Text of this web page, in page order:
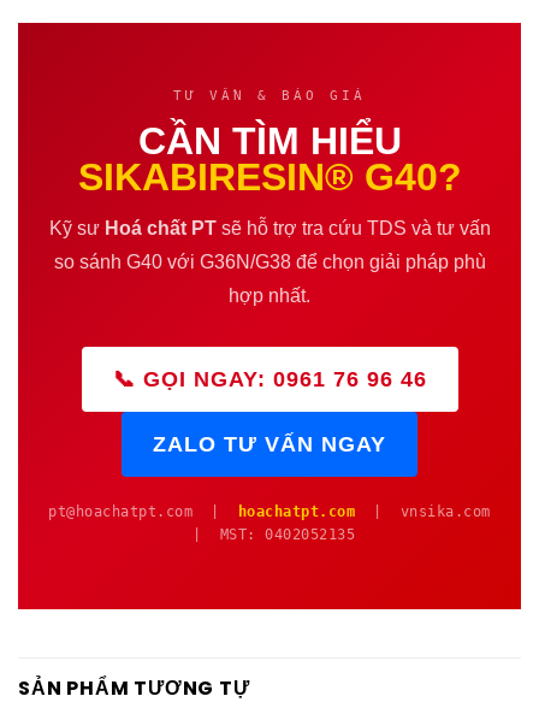
TƯ VẤN & BÁO GIÁ
CẦN TÌM HIỂU
SIKABIRESIN® G40?
Kỹ sư Hoá chất PTsẽ hỗ trợ tra cứu TDS và tư vấn
so sánh G40 với G36N/G38 để chọn giải pháp phù
hợp nhất.
📞 GỌI NGAY: 0961 76 96 46
ZALO TƯ VẤN NGAY
pt@hoachatpt.com | hoachatpt.com | vnsika.com
| MST: 0402052135
SẢN PHẨM TƯƠNG TỰ